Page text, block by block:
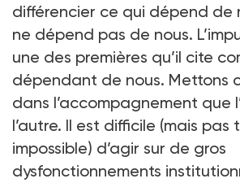
différencier ce qui dépend de
ne dépend pas de nous.
une des premières qu’il cite
dépendant de nous. Mettons
dans l’accompagnement que
l’autre. Il est difficile (mais pas
impossible) d’agir sur de gros
dysfonctionnements